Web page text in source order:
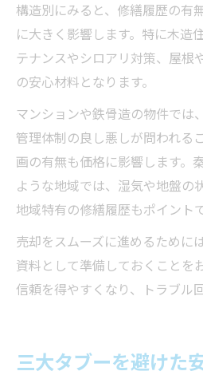
構造別にみると、修繕履歴の有
に大きく影響します。特に木造
テナンスやシロアリ対策、屋根
の安心材料となります。
マンションや鉄骨造の物件では
管理体制の良し悪しが問われる
画の有無も価格に影響します。
ような地域では、湿気や地盤の
地域特有の修繕履歴もポイントで
売却をスムーズに進めるために
資料として準備しておくことを
信頼を得やすくなり、トラブル
三大タブーを避けた